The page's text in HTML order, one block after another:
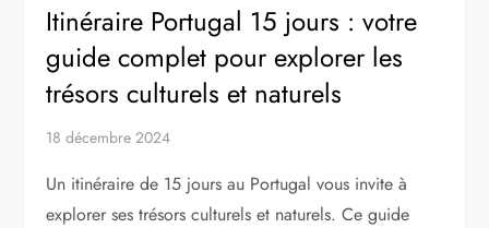
Itinéraire Portugal 15 jours : votre
guide complet pour explorer les
trésors culturels et naturels
18 décembre 2024
Un itinéraire de 15 jours au Portugal vous invite à
explorer ses trésors culturels et naturels. Ce guide